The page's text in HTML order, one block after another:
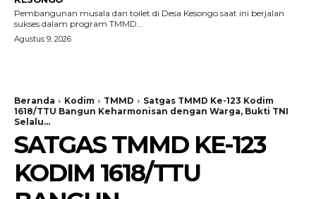
Pembangunan musala dan toilet di Desa Kesongo saat ini berjalan
sukses dalam program TMMD...
Agustus 9, 2026